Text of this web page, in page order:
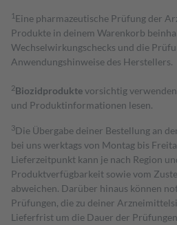
1 Eine pharmazeutische Prüfung der
Produkte in deinem Warenkorb
Wechselwirkungschecks und die
Anwendungshinweise des Herstellers.
2Biozidproduktevorsichtig
und Produktinformationen lesen.
3Die Übergabe deiner Bestellung an
bei uns werktags von Montag bis
Lieferzeitpunkt kann je nach Region
Produktverfügbarkeit sowie vom
abweichen. Darüber hinaus können
Prüfungen, die zu deiner
Lieferfrist um die Dauer der